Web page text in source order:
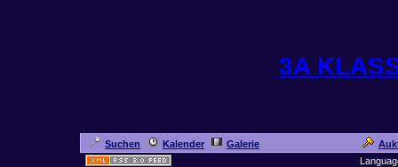
3A
Suchen Kalender Galerie